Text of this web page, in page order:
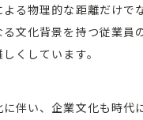
よる物理的な距離だけで
文化背景を持つ従業員
くしています。
伴い、企業文化も時代